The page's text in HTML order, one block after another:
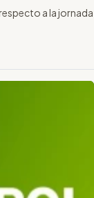
a la jornada